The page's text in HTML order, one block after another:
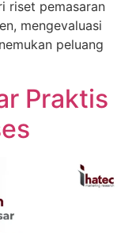
riset pemasaran
mengevaluasi
peluang
Praktis